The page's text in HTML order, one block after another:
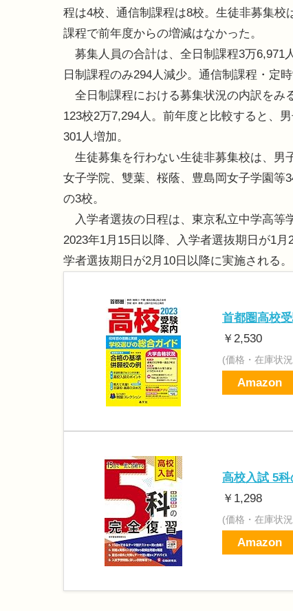
程は4校、通信制課程は8校。生徒非募集校
課程で前年度からの増減はなかった。
募集人員の合計は、全日制課程3万6,971
日制課程のみ294人減少。通信制課程・定
全日制課程における募集状況の内訳をみ
123校2万7,294人。前年度と比較すると、
301人増加。
生徒募集を行わない生徒非募集校は、男
女子学院、雙葉、桜蔭、豊島岡女子学園等
の3校。
入学者選抜の日程は、東京私立中学高等
2023年1月15日以降、入学者選抜期日が1
学者選抜期日が2月10日以降に実施される。
首都圏高校
￥2,530
(価格・在庫状
Amazon
高校入試 5
￥1,298
(価格・在庫状
Amazon